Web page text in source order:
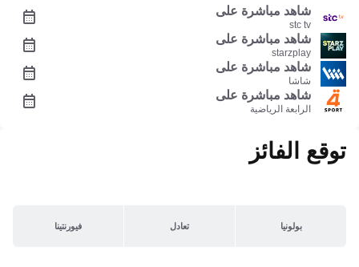
شاهد مباشرة على
stc tv
شاهد مباشرة على
starzplay
شاهد مباشرة على
شاشا
شاهد مباشرة على
الرابعة الرياضية
توقع الفائز
بولونيا تعادل فيورنتينا